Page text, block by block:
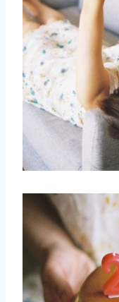
取消